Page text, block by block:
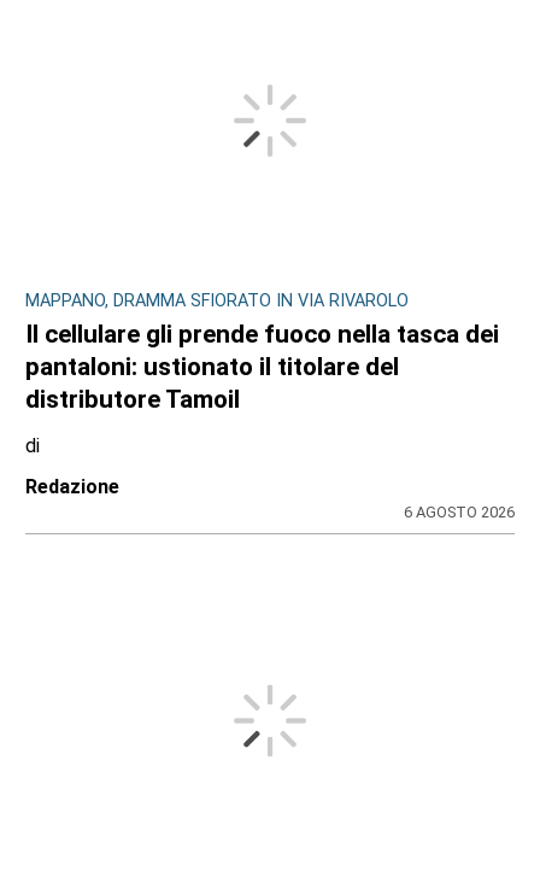
MAPPANO, DRAMMA SFIORATO IN VIA RIVAROLO
Il cellulare gli prende fuoco nella tasca dei
pantaloni: ustionato il titolare del
distributore Tamoil
di
Redazione
6 AGOSTO 2026